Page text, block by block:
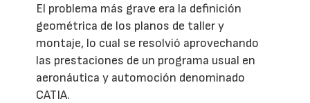
El problema más grave era la definición
geométrica de los planos de taller y
montaje, lo cual se resolvió aprovechando
las prestaciones de un programa usual en
aeronáutica y automoción denominado
CATIA.